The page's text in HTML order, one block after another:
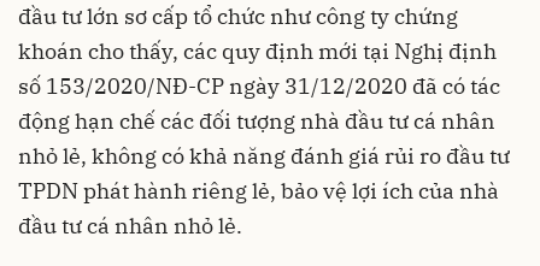
đầu tư lớn sơ cấp tổ chức như công ty chứng
khoán cho thấy, các quy định mới tại Nghị định
số 153/2020/NĐ-CP ngày 31/12/2020 đã có tác
động hạn chế các đối tượng nhà đầu tư cá nhân
nhỏ lẻ, không có khả năng đánh giá rủi ro đầu tư
TPDN phát hành riêng lẻ, bảo vệ lợi ích của nhà
đầu tư cá nhân nhỏ lẻ.